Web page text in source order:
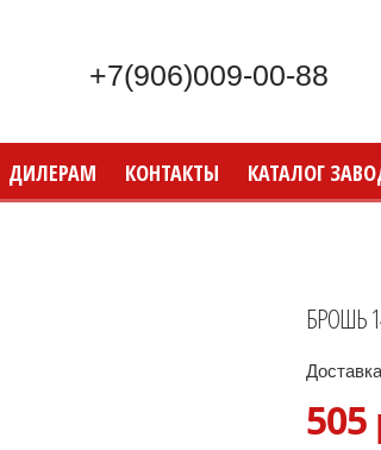
+7(906)009-00-88
ДИЛЕРАМ КОНТАКТЫ КАТАЛОГ
БРОШЬ
505